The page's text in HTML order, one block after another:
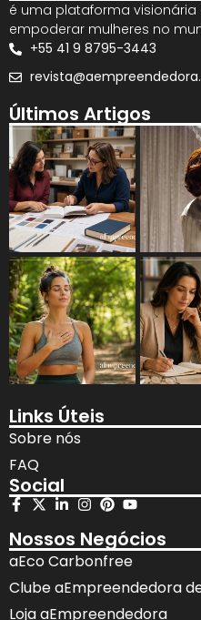
é uma plataforma
empoderar mulheres no
+55 41 9 8795-3443
Últimos Artigos
Links Úteis
Sobre nós
FAQ
Social
Nossos Negócios
aEco Carbonfree
Clube aEmpreendedora
Loja aEmpreendedora